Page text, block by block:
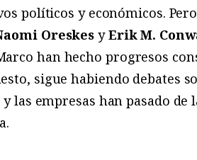
políticos y económicos.
Oreskes yErik M.
han hecho progresos
sigue habiendo debates
las empresas han pasado de